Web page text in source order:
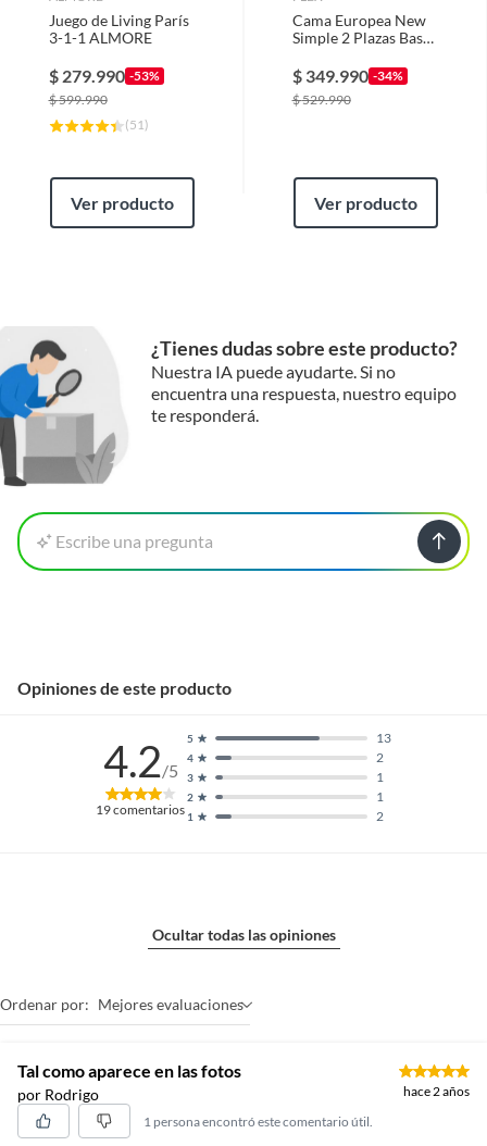
Juego de Living París
3-1-1 ALMORE
$ 279.990 -53%
$599.990
(51)
Ver producto
Cama Europea New
Simple 2 Plazas Base
Asturias
$ 349.990 -34%
$529.990
Ver producto
¿Tienes dudas sobre este producto?
Nuestra IA puede ayudarte. Si no
encuentra una respuesta, nuestro equipo
te responderá.
Escribe una pregunta
Opiniones de este producto
4.2/5
19comentarios 1 2
2 1
3 1
4 2
5 13
Ocultar todas las opiniones
Ordenar por: Mejores evaluaciones
Tal como aparece en las fotos
por Rodrigo
hace 2 años
1 persona encontró este comentario útil.